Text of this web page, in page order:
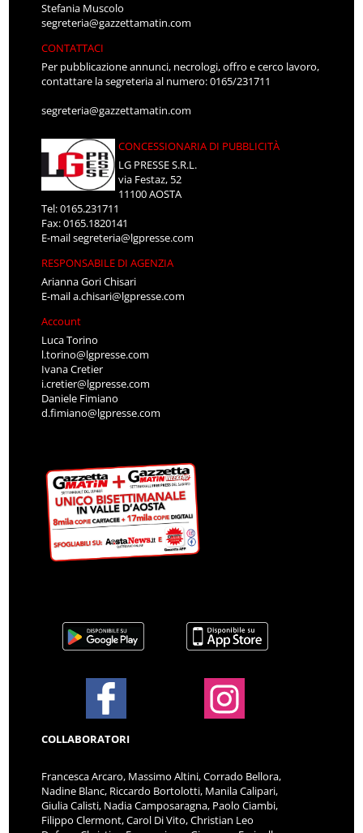
Stefania Muscolo
segreteria@gazzettamatin.com
CONTATTACI
Per pubblicazione annunci, necrologi, offro e cerco lavoro,
contattare la segreteria al numero: 0165/231711
segreteria@gazzettamatin.com
CONCESSIONARIA DI PUBBLICITÀ
LG PRESSE S.R.L.
via Festaz, 52
11100 AOSTA
Tel: 0165.231711
Fax: 0165.1820141
E-mailsegreteria@lgpresse.com
RESPONSABILE DI AGENZIA
Arianna Gori Chisari
E-maila.chisari@lgpresse.com
Account
Luca Torino
l.torino@lgpresse.com
Ivana Cretier
i.cretier@lgpresse.com
Daniele Fimiano
d.fimiano@lgpresse.com
COLLABORATORI
Francesca Arcaro, Massimo Altini, Corrado Bellora,
Nadine Blanc, Riccardo Bortolotti, Manila Calipari,
Giulia Calisti, Nadia Camposaragna, Paolo Ciambi,
Filippo Clermont, Carol Di Vito, Christian Leo